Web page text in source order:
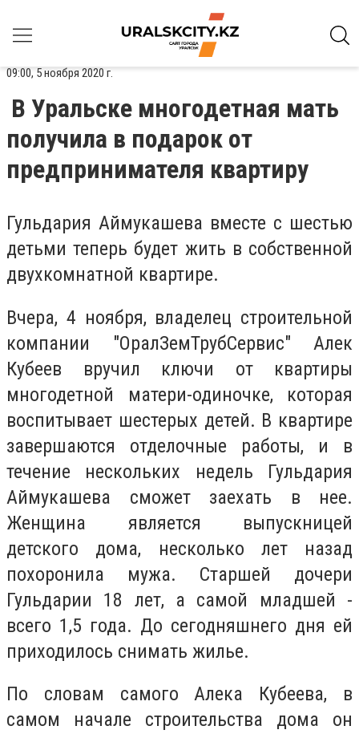
09:00, 5 ноября 2020 г.
В Уральске многодетная мать
получила в подарок от
предпринимателя квартиру
Гульдария Аймукашева вместе с шестью
детьми теперь будет жить в собственной
двухкомнатной квартире.
Вчера, 4 ноября, владелец строительной
компании "ОралЗемТрубСервис" Алек
Кубеев вручил ключи от квартиры
многодетной матери-одиночке, которая
воспитывает шестерых детей. В квартире
завершаются отделочные работы, и в
течение нескольких недель Гульдария
Аймукашева сможет заехать в нее.
Женщина является выпускницей
детского дома, несколько лет назад
похоронила мужа. Старшей дочери
Гульдарии 18 лет, а самой младшей -
всего 1,5 года. До сегодняшнего дня ей
приходилось снимать жилье.
По словам самого Алека Кубеева, в
самом начале строительства дома он